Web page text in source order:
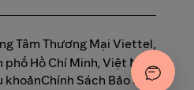
Tâm Thương Mại Viettel,
phố Hồ Chí Minh, Việt Nam
khoảnChính Sách Bảo Mật